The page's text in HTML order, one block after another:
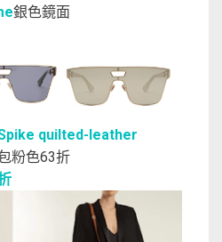
銀色鏡面
quilted-leather
粉色63折